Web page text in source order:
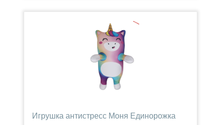
Игрушка антистресс Моня Единорожка